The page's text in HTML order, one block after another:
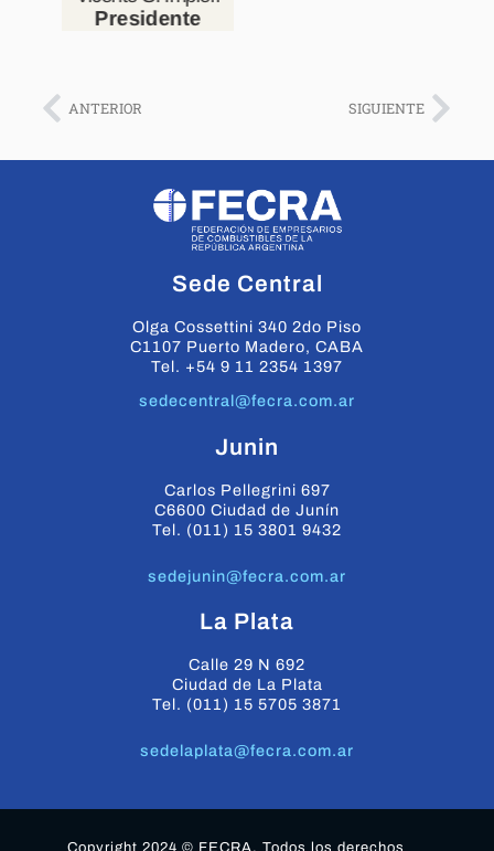
ANTERIOR SIGUIENTE
Sede Central
Olga Cossettini 340 2do Piso
C1107 Puerto Madero, CABA
Tel. +54 9 11 2354 1397
sedecentral@fecra.com.ar
Junin
Carlos Pellegrini 697
C6600 Ciudad de Junín
Tel. (011) 15 3801 9432
sedejunin@fecra.com.ar
La Plata
Calle 29 N 692
Ciudad de La Plata
Tel. (011) 15 5705 3871
sedelaplata@fecra.com.ar